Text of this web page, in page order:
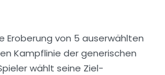
Eroberung von 5 auserwählten
Kampflinie der generischen
wählt seine Ziel-